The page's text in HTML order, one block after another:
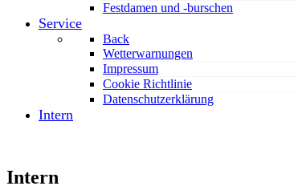
Festdamen und -burschen
Service
Back
Wetterwarnungen
Impressum
Cookie Richtlinie
Datenschutzerklärung
Intern
Intern